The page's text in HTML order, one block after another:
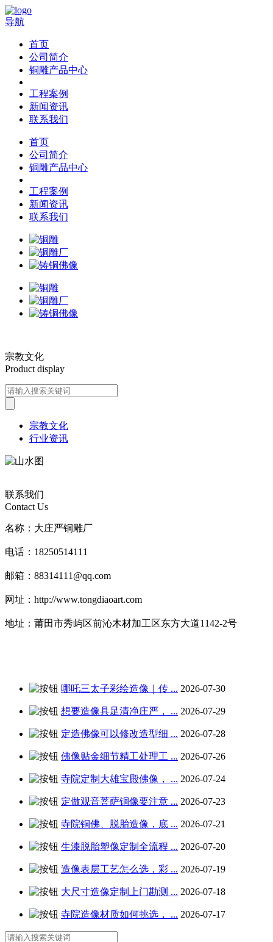
导航
首页
公司简介
铜雕产品中心
工程案例
新闻资讯
联系我们
首页
公司简介
铜雕产品中心
工程案例
新闻资讯
联系我们
宗教文化
Product display
宗教文化
行业资讯
联系我们
Contact Us
名称：大庄严铜雕厂
电话：18250514111
邮箱：88314111@qq.com
网址：http://www.tongdiaoart.com
地址：莆田市秀屿区前沁木材加工区东方大道1142-2号
哪吒三太子彩绘造像｜传 ... 2026-07-30
想要造像具足清净庄严， ... 2026-07-29
定造佛像可以修改造型细 ... 2026-07-28
佛像贴金细节精工处理工 ... 2026-07-26
寺院定制大雄宝殿佛像， ... 2026-07-24
定做观音菩萨铜像要注意 ... 2026-07-23
寺院铜佛、脱胎造像，底 ... 2026-07-21
生漆脱胎塑像定制全流程 ... 2026-07-20
造像表层工艺怎么选，彩 ... 2026-07-19
大尺寸造像定制上门勘测 ... 2026-07-18
寺院造像材质如何挑选， ... 2026-07-17